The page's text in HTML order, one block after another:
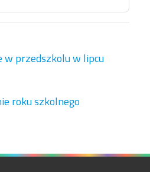
w przedszkolu w lipcu
roku szkolnego